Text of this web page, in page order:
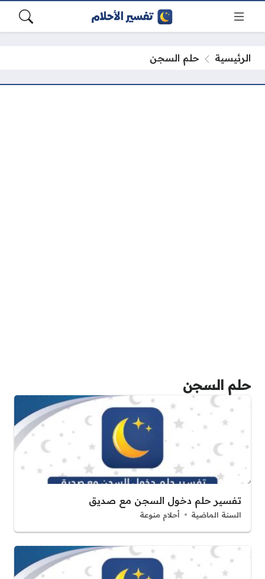
الرئيسية حلم السجن
حلم السجن
تفسير حلم دخول السجن مع صديق
السنة الماضية أحلام منوعة